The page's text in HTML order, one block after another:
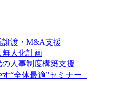
渡・M&A支援
人化計画
人事制度構築支援
“全体最適”セミナー